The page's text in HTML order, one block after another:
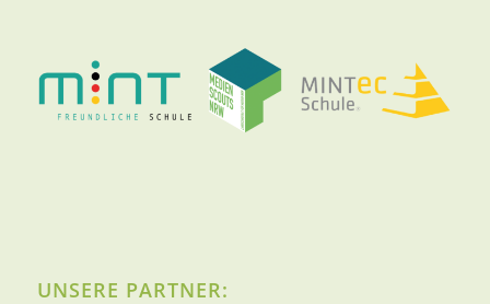
UNSERE PARTNER: